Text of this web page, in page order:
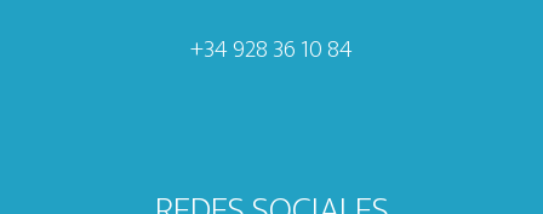
+34 928 36 10 84